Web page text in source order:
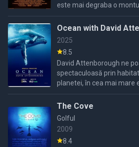
este mai degraba o
ca si punerea la punct a
Ocean with David
2025
8.5
David Attenborough ne
spectaculoasă prin
planetei, în cea mai mare
oceanelor, punând
The Cove
Golful
2009
8.4